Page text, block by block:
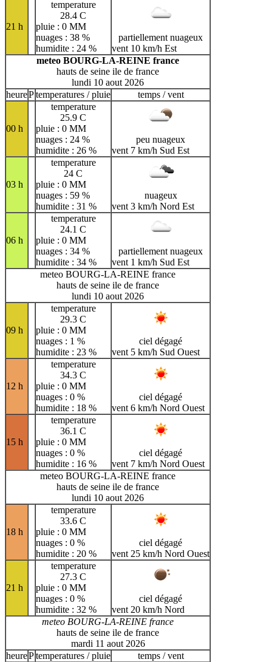
21 h
temperature
28.4 C
pluie : 0 MM
nuages : 38 %
humidite : 24 %
partiellement nuageux
vent 10 km/h Est
meteo BOURG-LA-REINE france
hauts de seine ile de france
lundi 10 aout 2026
heurePtemperatures / pluie temps / vent
00 h
temperature
25.9 C
pluie : 0 MM
nuages : 24 %
humidite : 26 %
peu nuageux
vent 7 km/h Sud Est
03 h
temperature
24 C
pluie : 0 MM
nuages : 59 %
humidite : 31 %
nuageux
vent 3 km/h Nord Est
06 h
temperature
24.1 C
pluie : 0 MM
nuages : 34 %
humidite : 34 %
partiellement nuageux
vent 1 km/h Sud Est
meteo BOURG-LA-REINE france
hauts de seine ile de france
lundi 10 aout 2026
09 h
temperature
29.3 C
pluie : 0 MM
nuages : 1 %
humidite : 23 %
ciel dégagé
vent 5 km/h Sud Ouest
12 h
temperature
34.3 C
pluie : 0 MM
nuages : 0 %
humidite : 18 %
ciel dégagé
vent 6 km/h Nord Ouest
15 h
temperature
36.1 C
pluie : 0 MM
nuages : 0 %
humidite : 16 %
ciel dégagé
vent 7 km/h Nord Ouest
meteo BOURG-LA-REINE france
hauts de seine ile de france
lundi 10 aout 2026
18 h
temperature
33.6 C
pluie : 0 MM
nuages : 0 %
humidite : 20 %
ciel dégagé
vent 25 km/h Nord Ouest
21 h
temperature
27.3 C
pluie : 0 MM
nuages : 0 %
humidite : 32 %
ciel dégagé
vent 20 km/h Nord
meteo BOURG-LA-REINE france
hauts de seine ile de france
mardi 11 aout 2026
heurePtemperatures / pluie temps / vent